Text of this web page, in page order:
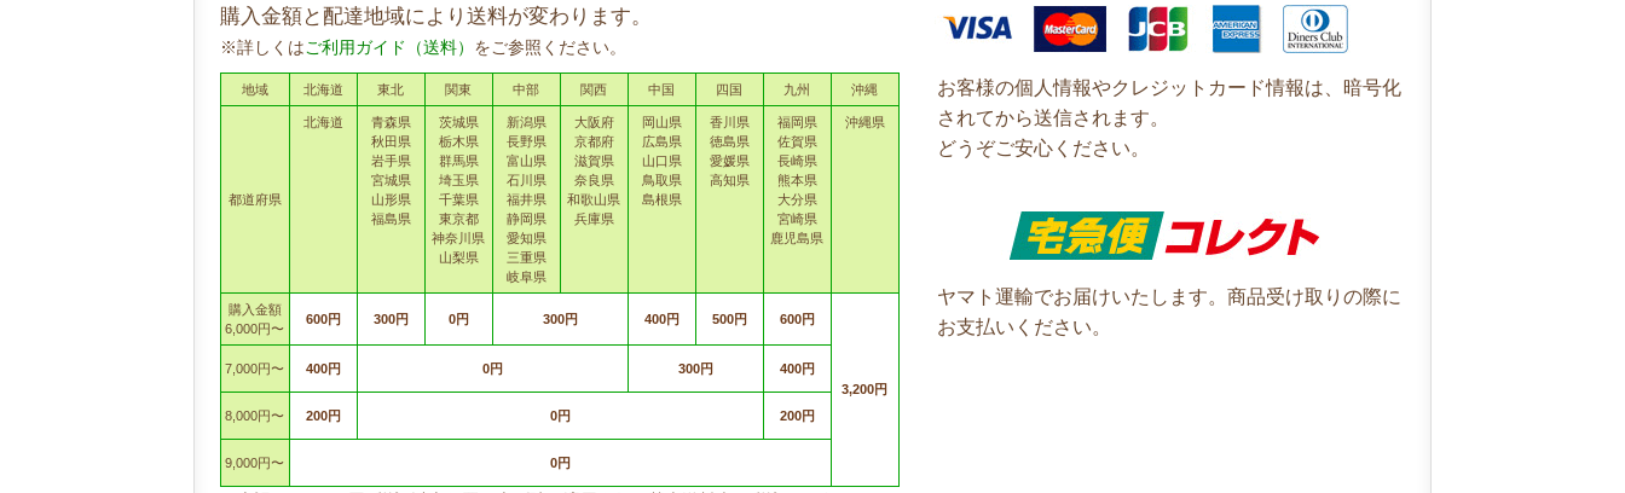
購入金額と配達地域により送料が変わります。
※詳しくはご利用ガイド（送料） をご参照ください。
地域 北海道 東北 関東 中部 関西 中国 四国 九州 沖縄
都道府県
北海道
青森県
秋田県
岩手県
宮城県
山形県
福島県
茨城県
栃木県
群馬県
埼玉県
千葉県
東京都
神奈川県
山梨県
新潟県
長野県
富山県
石川県
福井県
静岡県
愛知県
三重県
岐阜県
大阪府
京都府
滋賀県
奈良県
和歌山県
兵庫県
岡山県
広島県
山口県
鳥取県
島根県
香川県
徳島県
愛媛県
高知県
福岡県
佐賀県
長崎県
熊本県
大分県
宮崎県
鹿児島県
沖縄県
購入金額
6,000円〜
600円 300円 0円 300円 400円 500円 600円
3,200円
7,000円〜 400円 0円 300円 400円
8,000円〜 200円 0円 200円
9,000円〜 0円
お客様の個人情報やクレジットカード情報は、暗号化
されてから送信されます。
どうぞご安心ください。
ヤマト運輸でお届けいたします。商品受け取りの際に
お支払いください。